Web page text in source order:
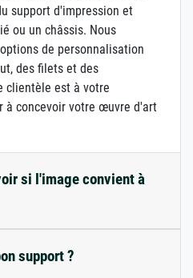
support d'impression et
ou un châssis. Nous
de personnalisation
des filets et des
clientèle est à votre
à concevoir votre œuvre d'art
si l'image convient à
support ?